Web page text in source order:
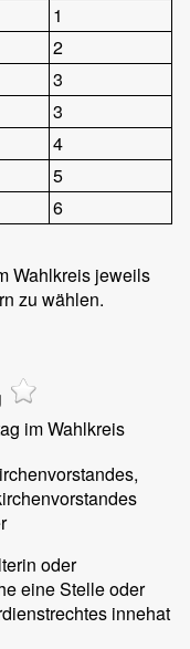
1
2
3
3
4
5
6
Wahlkreis jeweils
zu wählen.
im Wahlkreis
oder
eine Stelle oder
innehat